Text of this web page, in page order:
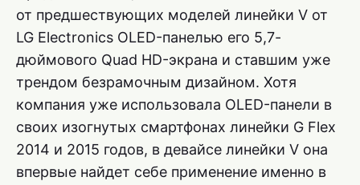
от предшествующих моделей линейки V от
LG Electronics OLED-панелью его 5,7-
дюймового Quad HD-экрана и ставшим уже
трендом безрамочным дизайном. Хотя
компания уже использовала OLED-панели в
своих изогнутых смартфонах линейки G Flex
2014 и 2015 годов, в девайсе линейки V она
впервые найдет себе применение именно в